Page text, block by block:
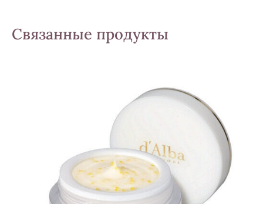
Связанные продукты